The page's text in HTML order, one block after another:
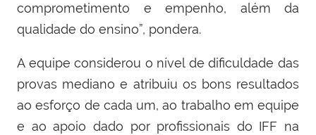
comprometimento e empenho, além da
qualidade do ensino”, pondera.
A equipe considerou o nível de dificuldade das
provas mediano e atribuiu os bons resultados
ao esforço de cada um, ao trabalho em equipe
e ao apoio dado por profissionais do IFF na